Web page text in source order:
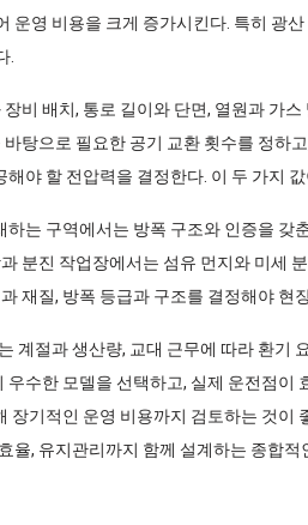
영 비용을 크게 증가시킨다. 특히 광
.
비 배치, 통로 길이와 단면, 열원과 가
탕으로 필요한 공기 교환 횟수를 정하
야 할 전압력을 결정한다. 이 두 가지
는 구역에서는 방폭 구조와 인증을 갖
분진 작업장에서는 섬유 먼지와 미세
재질, 방폭 등급과 구조를 결정해야 현
계절과 생산량, 교대 근무에 따라 환기
수한 모델을 선택하고, 실제 운전점이
기적인 운영 비용까지 검토하는 것이
, 유지관리까지 함께 설계하는 종합적